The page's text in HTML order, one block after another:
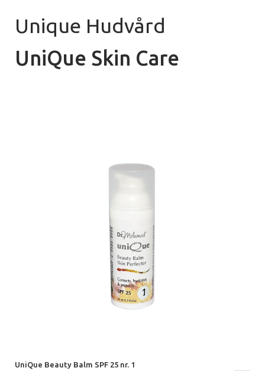
Unique Hudvård
UniQue Skin Care
UniQue Beauty Balm SPF 25 nr. 1